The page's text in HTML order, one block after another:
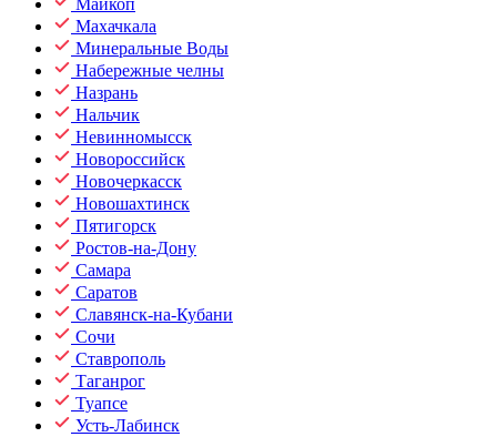
Майкоп
Махачкала
Минеральные Воды
Набережные челны
Назрань
Нальчик
Невинномысск
Новороссийск
Новочеркасск
Новошахтинск
Пятигорск
Ростов-на-Дону
Самара
Саратов
Славянск-на-Кубани
Сочи
Ставрополь
Таганрог
Туапсе
Усть-Лабинск